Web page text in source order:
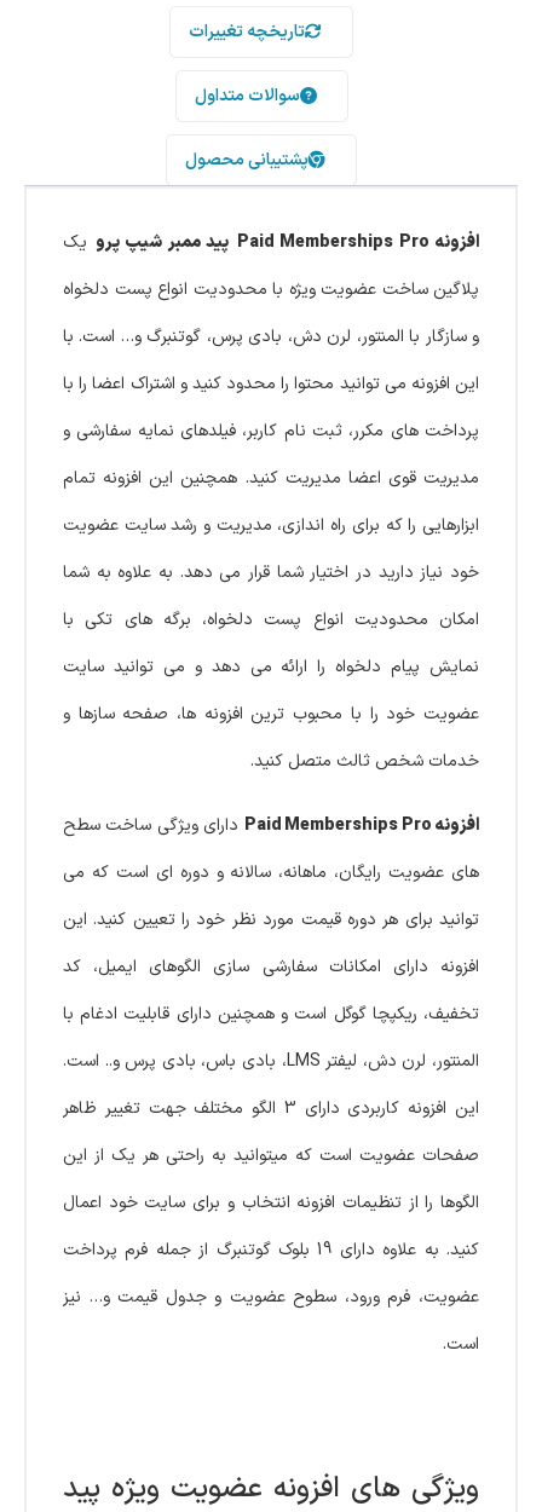
تاریخچه تغییرات
سوالات متداول
پشتیبانی محصول
افزونه Paid Memberships Pro پید ممبر شیپ پرو یک
پلاگین ساخت عضویت ویژه با محدودیت انواع پست دلخواه
و سازگار با المنتور، لرن دش، بادی پرس، گوتنبرگ و… است. با
این افزونه می توانید محتوا را محدود کنید و اشتراک اعضا را با
پرداخت های مکرر، ثبت نام کاربر، فیلدهای نمایه سفارشی و
مدیریت قوی اعضا مدیریت کنید. همچنین این افزونه تمام
ابزارهایی را که برای راه اندازی، مدیریت و رشد سایت عضویت
خود نیاز دارید در اختیار شما قرار می دهد. به علاوه به شما
امکان محدودیت انواع پست دلخواه، برگه های تکی با
نمایش پیام دلخواه را ارائه می دهد و می توانید سایت
عضویت خود را با محبوب ترین افزونه ها، صفحه سازها و
خدمات شخص ثالث متصل کنید.
افزونه Paid Memberships Pro
دارای ویژگی ساخت سطح
های عضویت رایگان، ماهانه، سالانه و دوره ای است که می
توانید برای هر دوره قیمت مورد نظر خود را تعیین کنید. این
افزونه دارای امکانات سفارشی سازی الگوهای ایمیل، کد
تخفیف، ریکپچا گوگل است و همچنین دارای قابلیت ادغام با
المنتور، لرن دش، لیفتر LMS، بادی باس، بادی پرس و.. است.
این افزونه کاربردی دارای 3 الگو مختلف جهت تغییر ظاهر
صفحات عضویت است که میتوانید به راحتی هر یک از این
الگوها را از تنظیمات افزونه انتخاب و برای سایت خود اعمال
کنید. به علاوه دارای 19 بلوک گوتنبرگ از جمله فرم پرداخت
عضویت، فرم ورود، سطوح عضویت و جدول قیمت و… نیز
است.
ویژگی های افزونه عضویت ویژه پید